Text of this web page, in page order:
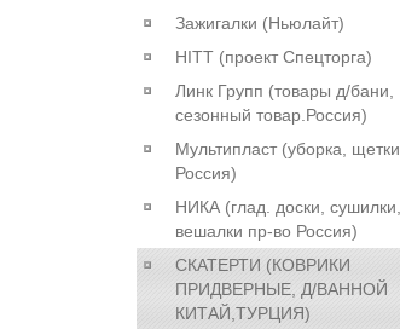
Зажигалки (Ньюлайт)
HITT (проект Спецторга)
Линк Групп (товары д/бани,
сезонный товар.Россия)
Мультипласт (уборка, щетки.
Россия)
НИКА (глад. доски, сушилки,
вешалки пр-во Россия)
СКАТЕРТИ (КОВРИКИ
ПРИДВЕРНЫЕ, Д/ВАННОЙ
КИТАЙ,ТУРЦИЯ)